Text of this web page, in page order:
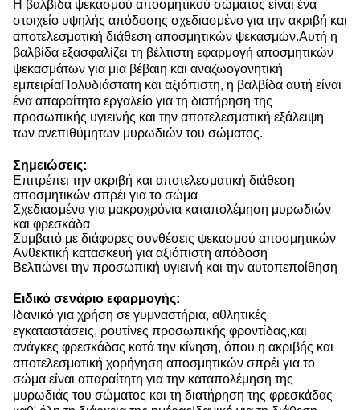
Η βαλβίδα ψεκασμού αποσμητικού σώματος είναι ένα
στοιχείο υψηλής απόδοσης σχεδιασμένο για την ακριβή και
αποτελεσματική διάθεση αποσμητικών ψεκασμών.Αυτή η
βαλβίδα εξασφαλίζει τη βέλτιστη εφαρμογή αποσμητικών
ψεκασμάτων για μια βέβαιη και αναζωογονητική
εμπειρίαΠολυδιάστατη και αξιόπιστη, η βαλβίδα αυτή είναι
ένα απαραίτητο εργαλείο για τη διατήρηση της
προσωπικής υγιεινής και την αποτελεσματική εξάλειψη
των ανεπιθύμητων μυρωδιών του σώματος.
Σημειώσεις:
Επιτρέπει την ακριβή και αποτελεσματική διάθεση
αποσμητικών σπρέι για το σώμα
Σχεδιασμένα για μακροχρόνια καταπολέμηση μυρωδιών
και φρεσκάδα
Συμβατό με διάφορες συνθέσεις ψεκασμού αποσμητικών
Ανθεκτική κατασκευή για αξιόπιστη απόδοση
Βελτιώνει την προσωπική υγιεινή και την αυτοπεποίθηση
Ειδικό σενάριο εφαρμογής:
Ιδανικό για χρήση σε γυμναστήρια, αθλητικές
εγκαταστάσεις, ρουτίνες προσωπικής φροντίδας,και
ανάγκες φρεσκάδας κατά την κίνηση, όπου η ακριβής και
αποτελεσματική χορήγηση αποσμητικών σπρέι για το
σώμα είναι απαραίτητη για την καταπολέμηση της
μυρωδιάς του σώματος και τη διατήρηση της φρεσκάδας